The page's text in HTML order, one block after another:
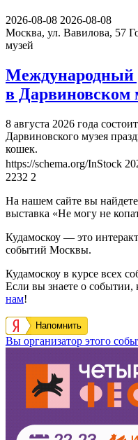
2026-08-08 2026-08-08
Москва, ул. Вавилова, 57
музей
Международный
в Дарвиновском
8 августа 2026 года
Дарвиновского музея
кошек.
https://schema.org/InStock
2232 2
На нашем сайте вы
выставка «Не могу не
Кудамоскоу — это
событий Москвы.
Кудамоскоу в курсе всех
Если вы знаете о событии,
нам!
Напомнить
Вы организатор этого